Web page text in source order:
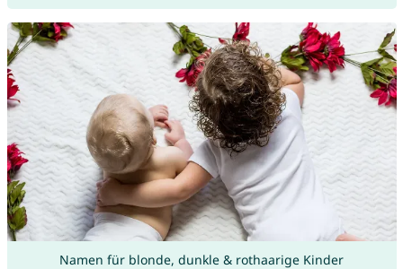
Namen für blonde, dunkle & rothaarige Kinder